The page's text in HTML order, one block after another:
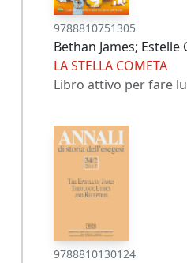
9788810751305
Bethan James; Estelle
LA STELLA COMETA
Libro attivo per fare
9788810130124